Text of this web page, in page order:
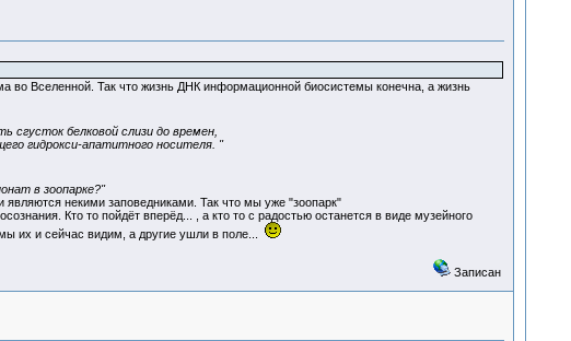
во Вселенной. Так что жизнь ДНК информационной биосистемы конечна, а жизнь
сгусток белковой слизи до времен,
гидрокси-апатитного носителя. "
в зоопарке?"
некими заповедниками. Так что мы уже "зоопарк"
Кто то пойдёт вперёд... , а кто то с радостью останется в виде музейного
их и сейчас видим, а другие ушли в поле...
Записан